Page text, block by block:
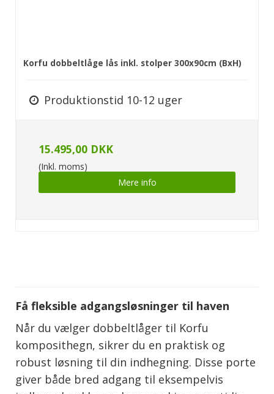
Korfu dobbeltlåge lås inkl. stolper 300x90cm (BxH)
Produktionstid 10-12 uger
15.495,00 DKK
(Inkl. moms)
Mere info
Få fleksible adgangsløsninger til haven
Når du vælger dobbeltlåger til Korfu
komposithegn, sikrer du en praktisk og
robust løsning til din indhegning. Disse porte
giver både bred adgang til eksempelvis